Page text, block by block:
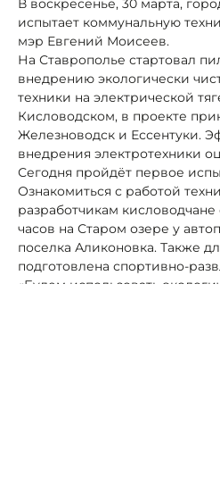
В воскресенье, 30 марта,
испытает коммунальную
мэр Евгений Моисеев.
На Ставрополье стартовал
внедрению экологически
техники на электрической
Кисловодском, в проекте
Железноводск и Ессентуки.
внедрения электротехники
Сегодня пройдёт первое
Ознакомиться с работой
разработчикам кисловодчане
часов на Старом озере у
поселка Аликоновка. Также
подготовлена спортивно-
«Будем использовать